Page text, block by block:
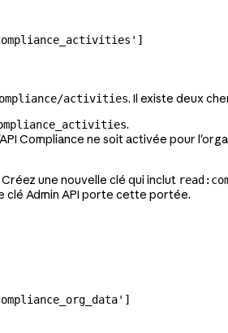
activities. Il existe deux
.
Compliance ne soit activée pour
une nouvelle clé qui inclut
clé Admin API porte cette portée.